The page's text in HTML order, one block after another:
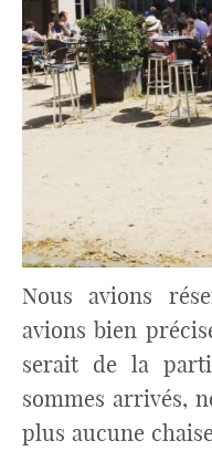
Nous avions
avions bien
serait de la
sommes arrivés,
plus aucune